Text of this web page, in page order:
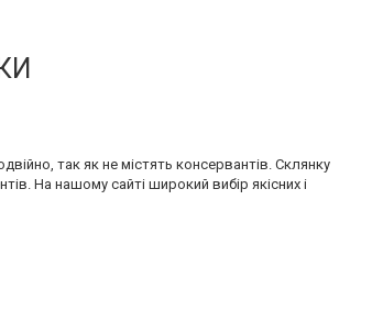
так як не містять консервантів. Склянку
На нашому сайті широкий вибір якісних і